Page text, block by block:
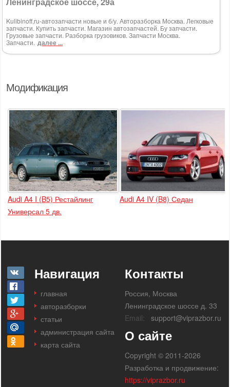
Модификация
Audi A4 I (B5) Рестайлинг
Универсал 5 дв.
Audi A4 IV (B8) Седан
Kulibinoff,ru-автозапчасти новые и б/у. Авторазборка Москва. Легковые
запчасти. Купить запчасти. Магазин автозапчастей. Бу запчасти.
Грузовые запчасти. Разборка грузовиков. Запчасти Москва.
Запчасти. далее ...
Навигация
главная
авторазборки
статьи
администрация сайта
карта сайта
Контакты
Россия, Москва
Ленинградское шоссе д. 33
Email:
support@viprazbor.ru
О сайте
Copyright © 2011-2026
Разработка и продвижение:
https://viprazbor.ru